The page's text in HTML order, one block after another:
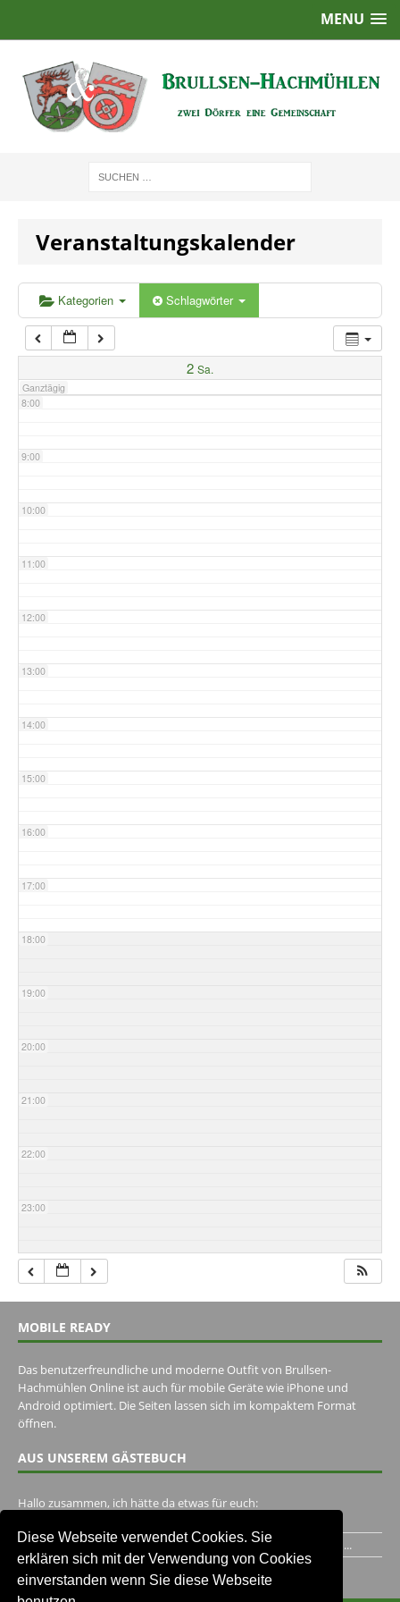
Diese Webseite verwendet Cookies. Sie
erklären sich mit der Verwendung von Cookies
einverstanden wenn Sie diese Webseite
MENU
Veranstaltungskalender
Kategorien Schlagwörter
2 Sa.
Ganztägig
2:00
5:00
6:00
7:00
8:00
9:00
10:00
11:00
12:00
13:00
14:00
15:00
16:00
17:00
18:00
19:00
20:00
21:00
22:00
23:00
MOBILE READY
Das benutzerfreundliche und moderne Outfit von Brullsen-
Hachmühlen Online ist auch für mobile Geräte wie iPhone und
Android optimiert. Die Seiten lassen sich im kompaktem Format
öffnen.
AUS UNSEREM GÄSTEBUCH
Hallo zusammen, ich hätte da etwas für euch:
Ich habe ein Jahr im Gasthaus Hugo Pape verbracht..Habe ihn...
Unser Gästebuch besuchen